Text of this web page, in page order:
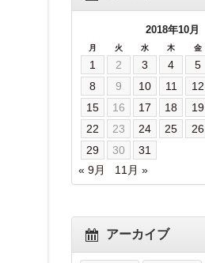
2018年10月
月 火 水 木 金
1 2 3 4 5
8
9 10 11 12
15
16 17 18 19
22
23 24 25 26
29
30
31
« 9月
11月 »
アーカイブ